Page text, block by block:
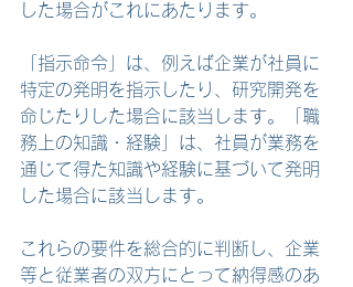
した場合がこれにあたります。
「指示命令」は、例えば企業が社員に
特定の発明を指示したり、研究開発を
命じたりした場合に該当します。「職
務上の知識・経験」は、社員が業務を
通じて得た知識や経験に基づいて発明
した場合に該当します。
これらの要件を総合的に判断し、企業
等と従業者の双方にとって納得感のあ